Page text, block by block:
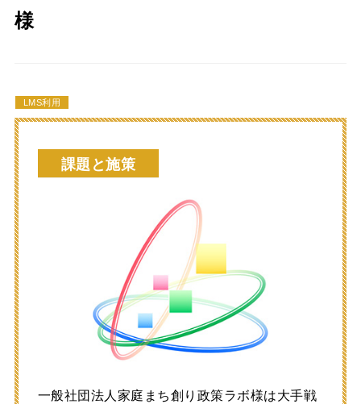
様
LMS利用
課題と施策
一般社団法人家庭まち創り政策ラボ様は大手戦